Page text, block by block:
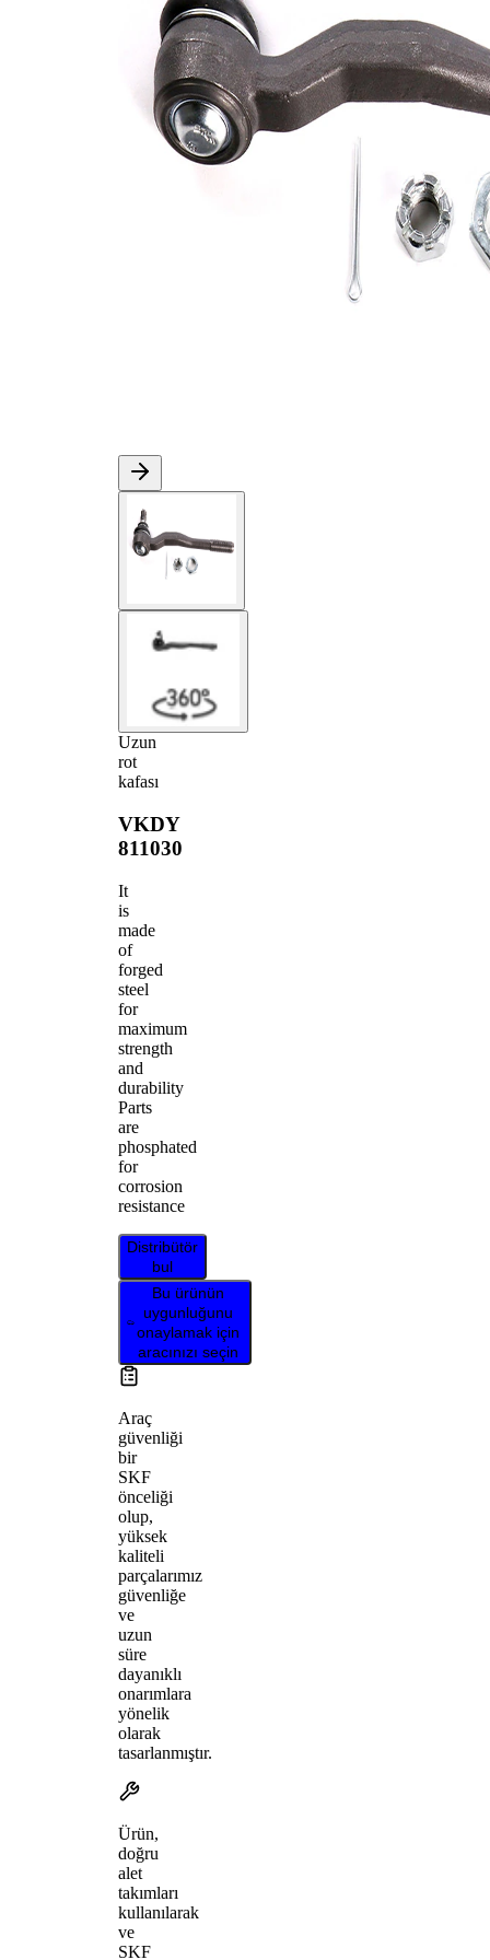
Uzun
rot
kafası
VKDY
811030
It
is
made
of
forged
steel
for
maximum
strength
and
durability
Parts
are
phosphated
for
corrosion
resistance
Distribütör
bul
Bu ürünün
uygunluğunu
onaylamak için
aracınızı seçin
Araç
güvenliği
bir
SKF
önceliği
olup,
yüksek
kaliteli
parçalarımız
güvenliğe
ve
uzun
süre
dayanıklı
onarımlara
yönelik
olarak
tasarlanmıştır.
Ürün,
doğru
alet
takımları
kullanılarak
ve
SKF
açıklama
Dişli
ölçüsü 1
M14 x
1,5
Çift
halindeki
ürün
numarası
VKDY
811029